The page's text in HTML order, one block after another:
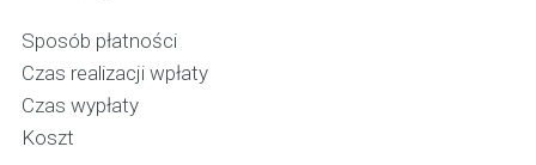
Sposób płatności
Czas realizacji wpłaty
Czas wypłaty
Koszt